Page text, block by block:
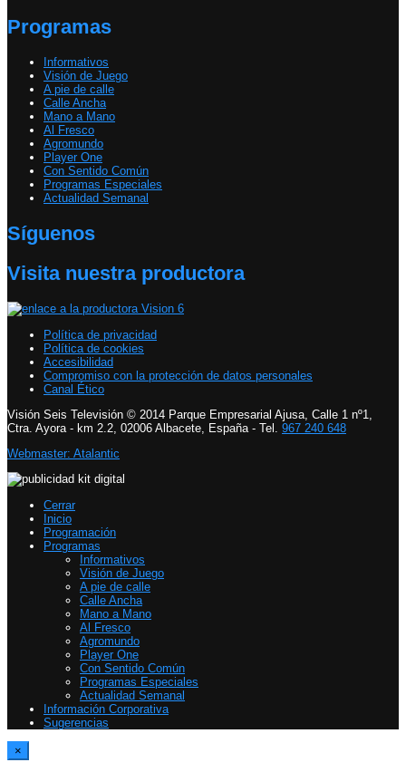
Programas
Informativos
Visión de Juego
A pie de calle
Calle Ancha
Mano a Mano
Al Fresco
Agromundo
Player One
Con Sentido Común
Programas Especiales
Actualidad Semanal
Síguenos
Visita nuestra productora
Política de privacidad
Política de cookies
Accesibilidad
Compromiso con la protección de datos personales
Canal Ético
Visión Seis Televisión © 2014 Parque Empresarial Ajusa, Calle 1 nº1,
Ctra. Ayora - km 2.2, 02006 Albacete, España - Tel. 967 240 648
Webmaster: Atalantic
Cerrar
Inicio
Programación
Programas
Informativos
Visión de Juego
A pie de calle
Calle Ancha
Mano a Mano
Al Fresco
Agromundo
Player One
Con Sentido Común
Programas Especiales
Actualidad Semanal
Información Corporativa
Sugerencias
×